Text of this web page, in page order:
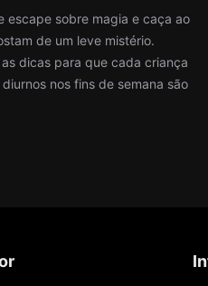
escape sobre magia e caça ao
de um leve mistério.
dicas para que cada criança
nos fins de semana são